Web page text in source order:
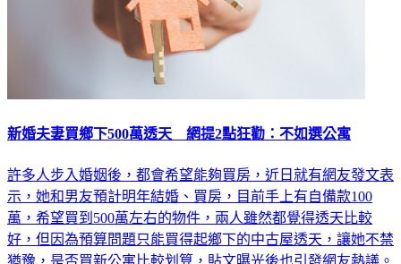
新婚夫妻買鄉下500萬透天 網提2點狂勸：不如選公寓
許多人步入婚姻後，都會希望能夠買房，近日就有網友發文表
示，她和男友預計明年結婚、買房，目前手上有自備款100
萬，希望買到500萬左右的物件，兩人雖然都覺得透天比較
好，但因為預算問題只能買得起鄉下的中古屋透天，讓她不禁
猶豫，是否買新公寓比較划算，貼文曝光後也引發網友熱議。